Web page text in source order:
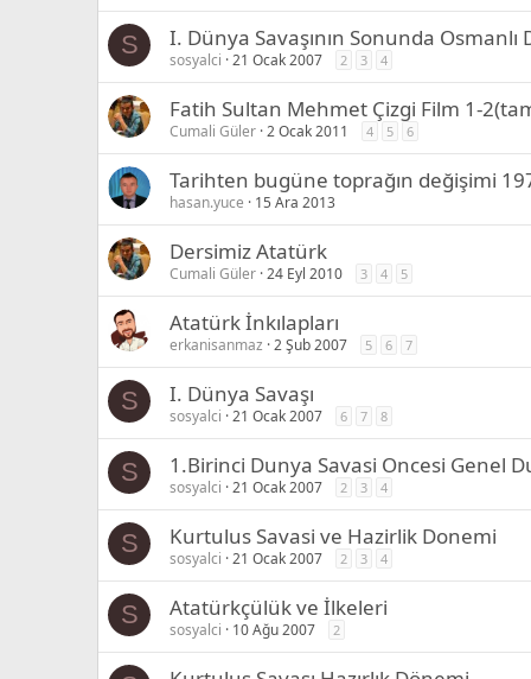
S I. Dünya Savaşının Sonunda Osmanlı
sosyalci 21 Ocak 2007 2 3 4
Fatih Sultan Mehmet Çizgi Film 1-
Cumali Güler 2 Ocak 2011 4 5 6
Tarihten bugüne toprağın değişimi
hasan.yuce 15 Ara 2013
Dersimiz Atatürk
Cumali Güler 24 Eyl 2010 3 4 5
Atatürk İnkılapları
erkanisanmaz 2 Şub 2007 5 6 7
S I. Dünya Savaşı
sosyalci 21 Ocak 2007 6 7 8
S 1.Birinci Dunya Savasi Oncesi Genel
sosyalci 21 Ocak 2007 2 3 4
S Kurtulus Savasi ve Hazirlik Donemi
sosyalci 21 Ocak 2007 2 3 4
S Atatürkçülük ve İlkeleri
sosyalci 10 Ağu 2007 2